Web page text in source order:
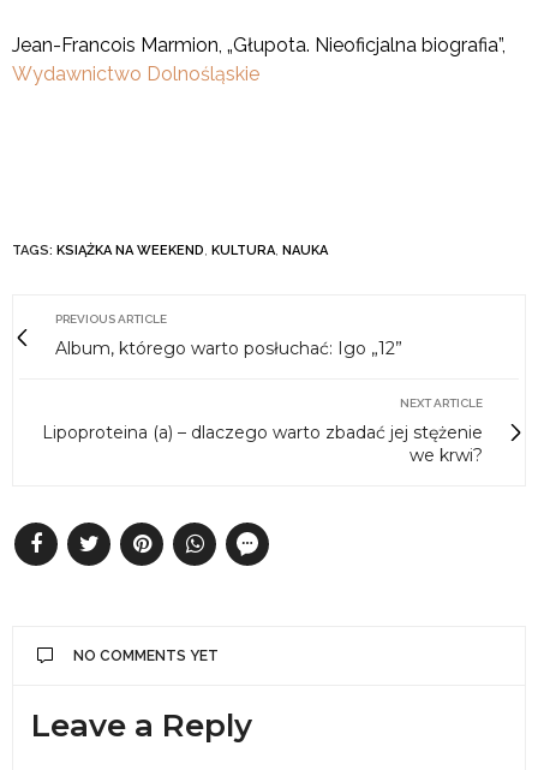
Jean-Francois Marmion, „Głupota. Nieoficjalna biografia”,
Wydawnictwo Dolnośląskie
TAGS: KSIĄŻKA NA WEEKEND, KULTURA, NAUKA
PREVIOUS ARTICLE
Album, którego warto posłuchać: Igo „12”
NEXT ARTICLE
Lipoproteina (a) – dlaczego warto zbadać jej stężenie
we krwi?
NO COMMENTS YET
Leave a Reply